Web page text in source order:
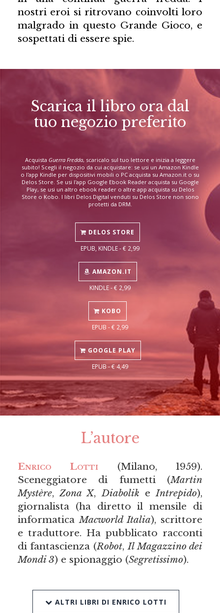
nostri eroi si ritrovano coinvolti loro
malgrado in questo Grande Gioco, e
sospettati di essere spie.
Scarica il libro ora dal
tuo negozio preferito
Acquista Guerra Fredda, scaricalo sul tuo lettore e inizia a leggere
subito! Scegli il negozio da cui acquistare: se usi un Amazon Kindle
o l'app Kindle per dispositivi mobili o PC acquista su Amazon.it o su
Delos Store. Se usi l'app Google Ebook Reader acquista su Google
Play, se usi un altro ebook reader o altre app acquista su Delos
Store o Kobo. I libri Delos Digital venduti su Delos Store non sono
protetti da DRM.
DELOS STORE
EPUB, KINDLE - € 2,99
AMAZON.IT
KINDLE - € 2,99
KOBO
EPUB - € 2,99
GOOGLE PLAY
EPUB - € 4,49
L’autore
Enrico Lotti (Milano, 1959).
Sceneggiatore di fumetti (Martin
Mystère,Zona X, Diabolik e Intrepido),
giornalista (ha diretto il mensile di
informatica Macworld Italia), scrittore
e traduttore. Ha pubblicato racconti
di fantascienza (Robot, Il Magazzino dei
Mondi 3) e spionaggio (Segretissimo).
ALTRI LIBRI DI ENRICO LOTTI